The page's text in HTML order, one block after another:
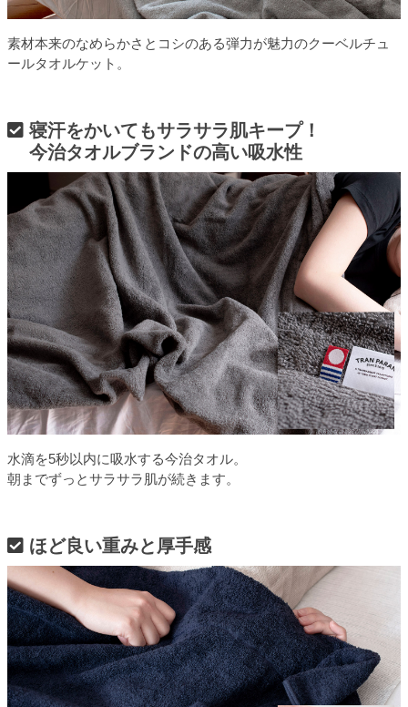
素材本来のなめらかさとコシのある弾力が魅力のクーベルチュ
ールタオルケット。
寝汗をかいてもサラサラ肌キープ！
今治タオルブランドの高い吸水性
水滴を5秒以内に吸水する今治タオル。
朝までずっとサラサラ肌が続きます。
ほど良い重みと厚手感